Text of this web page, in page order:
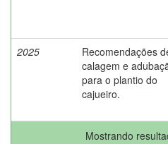
2025
Recomendações
calagem e
para o plantio do
cajueiro.
Mostrando